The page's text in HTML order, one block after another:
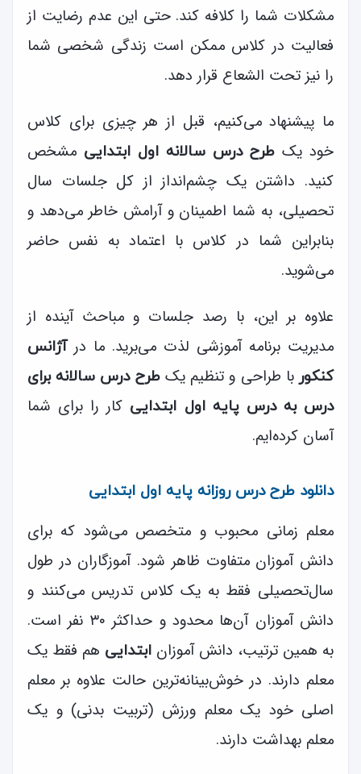
مشکلات شما را کلافه کند. حتی این عدم رضایت از
فعالیت در کلاس ممکن است زندگی شخصی شما
را نیز تحت الشعاع قرار دهد.
ما پیشنهاد می‌کنیم، قبل از هر چیزی برای کلاس
خود یک طرح درس سالانه اول ابتدایی مشخص
کنید. داشتن یک چشم‌انداز از کل جلسات سال
تحصیلی، به شما اطمینان و آرامش خاطر می‌دهد و
بنابراین شما در کلاس با اعتماد به نفس حاضر
می‌شوید.
علاوه بر این، با رصد جلسات و مباحث آینده از
مدیریت برنامه آموزشی لذت می‌برید. ما درآژانس
کنکوربا طراحی و تنظیم یکطرح درس سالانه برای
درس به درس پایه اول ابتدایی کار را برای شما
آسان کرده‌ایم.
دانلود طرح درس روزانه پایه اول ابتدایی
معلم زمانی محبوب و متخصص می‌شود که برای
دانش آموزان متفاوت ظاهر شود. آموزگاران در طول
سال‌تحصیلی فقط به یک کلاس تدریس می‌کنند و
دانش آموزان آن‌ها محدود و حداکثر ۳۰ نفر است.
به همین ترتیب، دانش آموزان ابتدایی هم فقط یک
معلم دارند. در خوش‌بینانه‌ترین حالت علاوه بر معلم
اصلی خود یک معلم ورزش (تربیت بدنی) و یک
معلم بهداشت دارند.